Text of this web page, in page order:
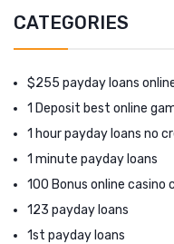
CATEGORIES
$255 payday loans
1 Deposit best online
1 hour payday loans no
1 minute payday loans
100 Bonus online casino
123 payday loans
1st payday loans